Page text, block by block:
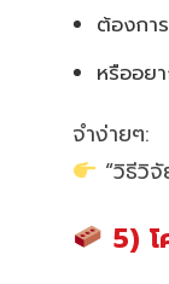
ต้องกา
หรืออย
จำง่ายๆ:
“วิธีวิ
5)